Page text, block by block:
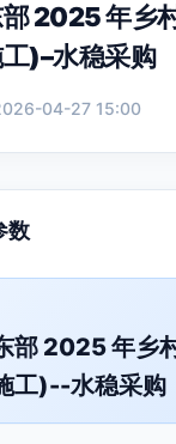
2025 年乡
)–水稳采购
04-27 15:00
数
部 2025 年乡
工)--水稳采购